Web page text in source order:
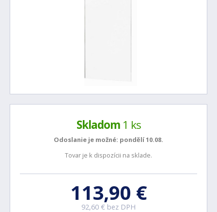
Skladom1 ks
Odoslanie je možné: pondělí 10.08.
Tovar je k dispozícii na sklade.
113,90 €
92,60 € bez DPH